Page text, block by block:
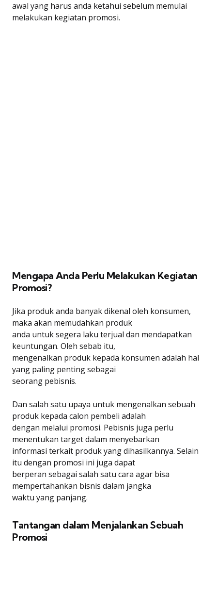
awal yang harus anda ketahui sebelum memulai
melakukan kegiatan promosi.
Mengapa Anda Perlu Melakukan Kegiatan
Promosi?
Jika produk anda banyak dikenal oleh konsumen,
maka akan memudahkan produk
anda untuk segera laku terjual dan mendapatkan
keuntungan. Oleh sebab itu,
mengenalkan produk kepada konsumen adalah hal
yang paling penting sebagai
seorang pebisnis.
Dan salah satu upaya untuk mengenalkan sebuah
produk kepada calon pembeli adalah
dengan melalui promosi. Pebisnis juga perlu
menentukan target dalam menyebarkan
informasi terkait produk yang dihasilkannya. Selain
itu dengan promosi ini juga dapat
berperan sebagai salah satu cara agar bisa
mempertahankan bisnis dalam jangka
waktu yang panjang.
Tantangan dalam Menjalankan Sebuah
Promosi